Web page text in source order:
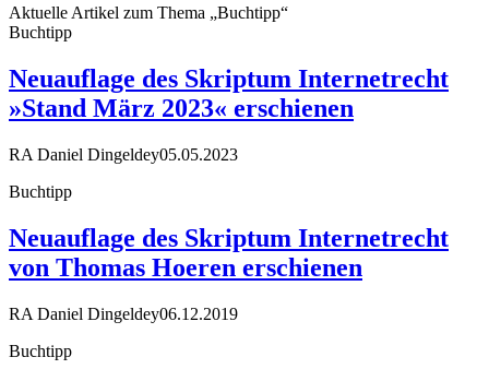
Aktuelle Artikel zum Thema „Buchtipp“
Buchtipp
Neuauflage des Skriptum Internetrecht
»Stand März 2023« erschienen
RA Daniel Dingeldey05.05.2023
Buchtipp
Neuauflage des Skriptum Internetrecht
von Thomas Hoeren erschienen
RA Daniel Dingeldey06.12.2019
Buchtipp